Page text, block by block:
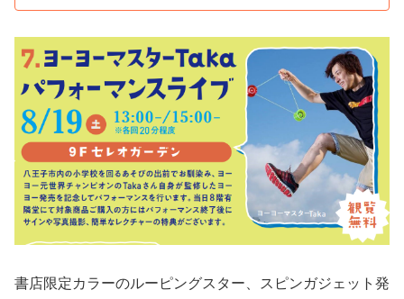
書店限定カラーのルーピングスター、スピンガジェット発